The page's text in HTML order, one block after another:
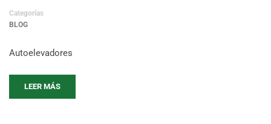
Categorías
BLOG
Autoelevadores
LEER MÁS